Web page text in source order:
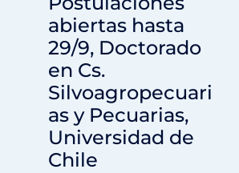
abiertas hasta
29/9, Doctorado
en Cs.
Silvoagropecuari
as y Pecuarias,
Universidad de
Chile